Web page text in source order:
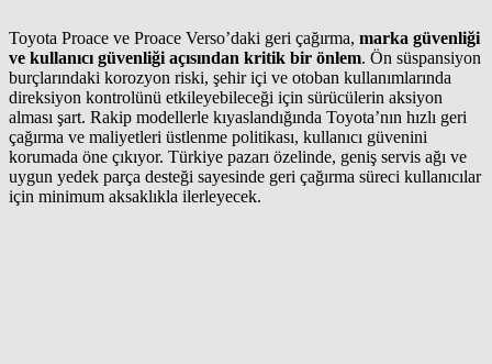
Toyota Proace ve Proace Verso’daki geri çağırma, marka güvenliği
ve kullanıcı güvenliği açısından kritik bir önlem. Ön süspansiyon
burçlarındaki korozyon riski, şehir içi ve otoban kullanımlarında
direksiyon kontrolünü etkileyebileceği için sürücülerin aksiyon
alması şart. Rakip modellerle kıyaslandığında Toyota’nın hızlı geri
çağırma ve maliyetleri üstlenme politikası, kullanıcı güvenini
korumada öne çıkıyor. Türkiye pazarı özelinde, geniş servis ağı ve
uygun yedek parça desteği sayesinde geri çağırma süreci kullanıcılar
için minimum aksaklıkla ilerleyecek.